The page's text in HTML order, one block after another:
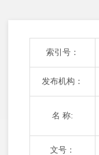
索引号：
发布机构：
名 称:
文号：